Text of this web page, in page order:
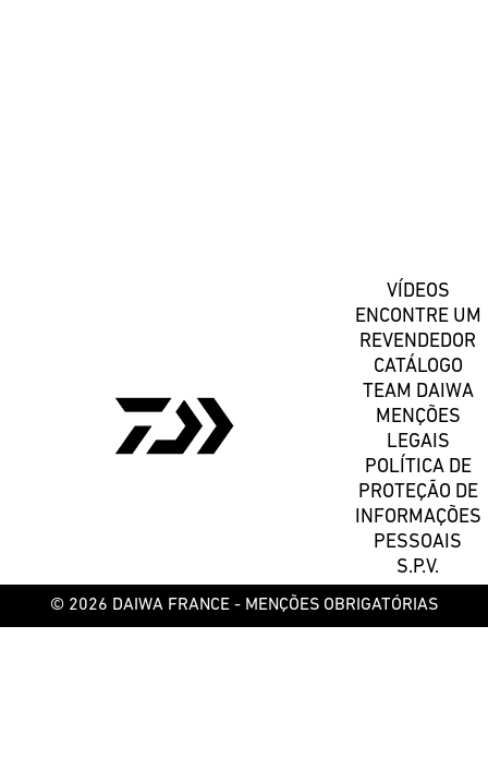
VÍDEOS
ENCONTRE UM
REVENDEDOR
CATÁLOGO
TEAM DAIWA
MENÇÕES
LEGAIS
POLÍTICA DE
PROTEÇÃO DE
INFORMAÇÕES
PESSOAIS
S.P.V.
© 2026 DAIWA FRANCE - MENÇÕES OBRIGATÓRIAS